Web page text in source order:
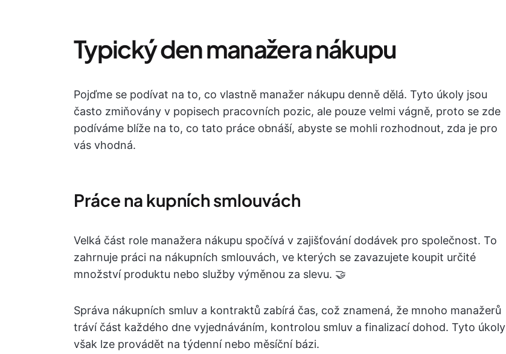
Typický den manažera nákupu
Pojďme se podívat na to, co vlastně manažer nákupu denně dělá. Tyto úkoly jsou
často zmiňovány v popisech pracovních pozic, ale pouze velmi vágně, proto se zde
podíváme blíže na to, co tato práce obnáší, abyste se mohli rozhodnout, zda je pro
vás vhodná.
Práce na kupních smlouvách
Velká část role manažera nákupu spočívá v zajišťování dodávek pro společnost. To
zahrnuje práci na nákupních smlouvách, ve kterých se zavazujete koupit určité
množství produktu nebo služby výměnou za slevu. 🤝
Správa nákupních smluv a kontraktů zabírá čas, což znamená, že mnoho manažerů
tráví část každého dne vyjednáváním, kontrolou smluv a finalizací dohod. Tyto úkoly
však lze provádět na týdenní nebo měsíční bázi.